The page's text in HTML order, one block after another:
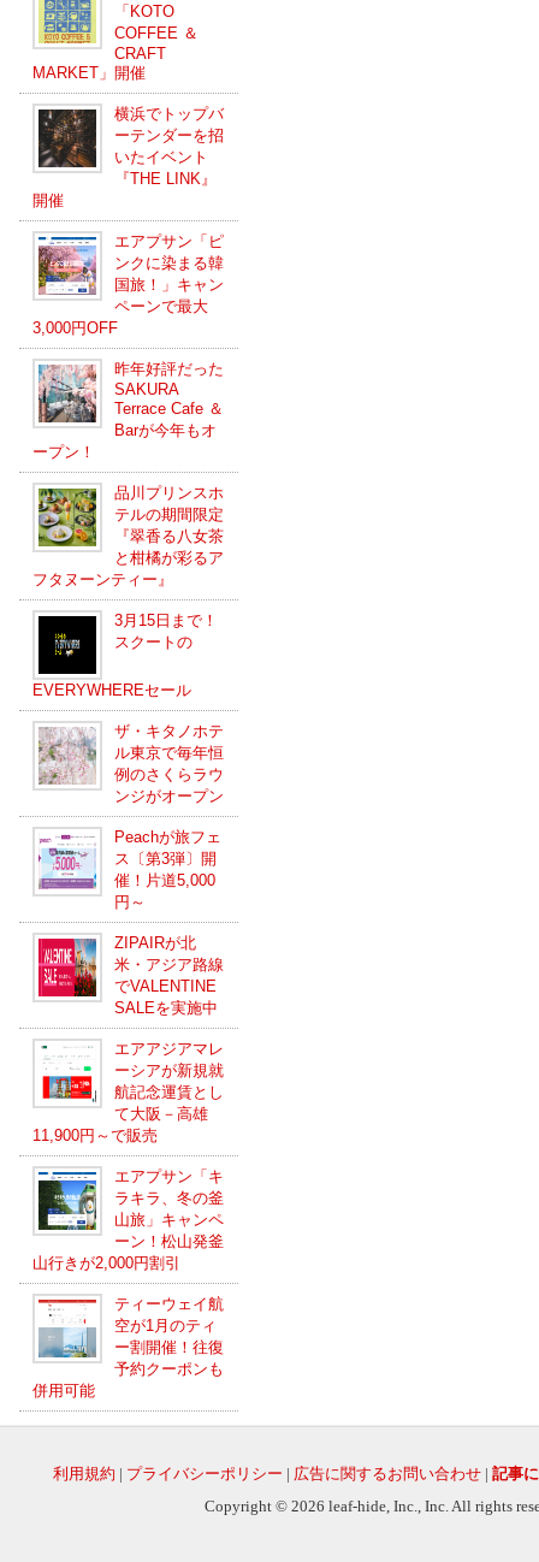
「KOTO
COFFEE ＆
CRAFT
MARKET」開催
横浜でトップバ
ーテンダーを招
いたイベント
『THE LINK』
開催
エアプサン「ピ
ンクに染まる韓
国旅！」キャン
ペーンで最大
3,000円OFF
昨年好評だった
SAKURA
Terrace Cafe ＆
Barが今年もオ
ープン！
品川プリンスホ
テルの期間限定
『翠香る八女茶
と柑橘が彩るア
フタヌーンティー』
3月15日まで！
スクートの
EVERYWHEREセール
ザ・キタノホテ
ル東京で毎年恒
例のさくらラウ
ンジがオープン
Peachが旅フェ
ス〔第3弾〕開
催！片道5,000
円～
ZIPAIRが北
米・アジア路線
でVALENTINE
SALEを実施中
エアアジアマレ
ーシアが新規就
航記念運賃とし
て大阪－高雄
11,900円～で販売
エアプサン「キ
ラキラ、冬の釜
山旅」キャンペ
ーン！松山発釜
山行きが2,000円割引
ティーウェイ航
空が1月のティ
ー割開催！往復
予約クーポンも
併用可能
利用規約 | プライバシーポリシー | 広告に関するお問い合わせ | 記事
Copyright © 2026 leaf-hide, Inc., Inc. All rights